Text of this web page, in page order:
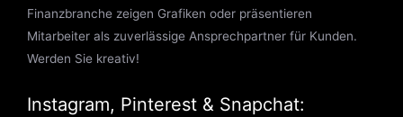
Finanzbranche zeigen Grafiken oder präsentieren
Mitarbeiter als zuverlässige Ansprechpartner für Kunden.
Werden Sie kreativ!
Instagram, Pinterest & Snapchat: